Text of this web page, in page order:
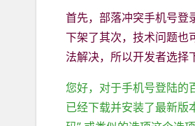
首先，部落冲突手机号登
下架了其次，技术问题也
法解决，所以开发者选择
您好，对于手机号登陆的
已经下载并安装了最新版